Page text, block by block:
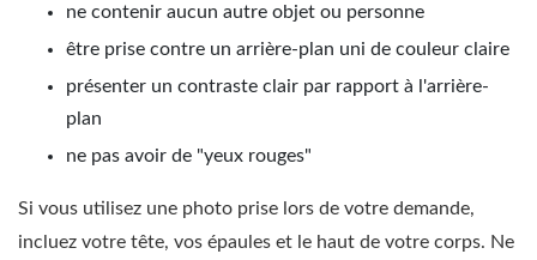
ne contenir aucun autre objet ou personne
être prise contre un arrière-plan uni de couleur claire
présenter un contraste clair par rapport à l'arrière-
plan
ne pas avoir de "yeux rouges"
Si vous utilisez une photo prise lors de votre demande,
incluez votre tête, vos épaules et le haut de votre corps. Ne